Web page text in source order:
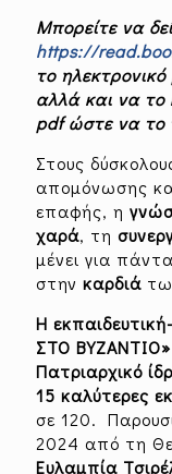
Μπορείτε να
https://
το
αλλά και να
pdfώστε να το
Στους
απομόνωσης
επαφής, η
χαρά, τη
μένει για
στην καρδιά
Η
ΣΤΟ
Πατριαρχικό
15 καλύτερες
σε 120.
2024 από τη
Ευλαμπία